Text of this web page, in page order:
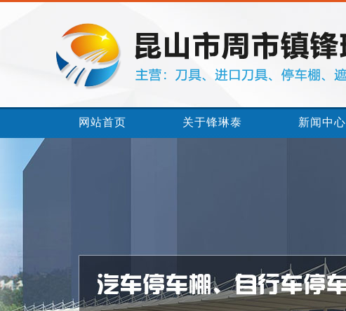
网站首页 关于锋琳泰 新闻中心